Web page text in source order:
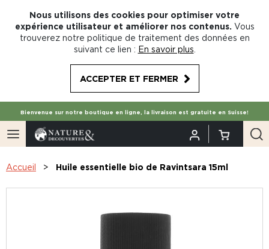
Nous utilisons des cookies pour optimiser votre
expérience utilisateur et améliorer nos contenus. Vous
trouverez notre politique de traitement des données en
suivant ce lien : En savoir plus
ACCEPTER ET FERMER
Bienvenue sur notre boutique en ligne, la livraison est gratuite en Suisse!
Accueil Huile essentielle bio de Ravintsara 15ml